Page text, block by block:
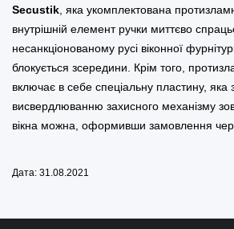
Secustik, яка укомплектована
внутрішній елемент ручки миттєво
несанкціонованому русі віконної
блокується зсередини. Крім того,
включає в себе спеціальну пластину, яка
висвердлюванню захисного механізму
вікна можна, оформивши замовлення
Дата: 31.08.2021